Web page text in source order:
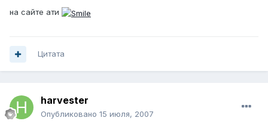
на сайте ати
Цитата
harvester
Опубликовано 15 июля, 2007